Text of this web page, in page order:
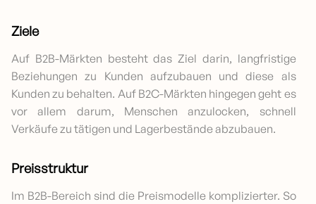
Ziele
Auf B2B-Märkten besteht das Ziel darin, langfristige
Beziehungen zu Kunden aufzubauen und diese als
Kunden zu behalten. Auf B2C-Märkten hingegen geht es
vor allem darum, Menschen anzulocken, schnell
Verkäufe zu tätigen und Lagerbestände abzubauen.
Preisstruktur
Im B2B-Bereich sind die Preismodelle komplizierter. So